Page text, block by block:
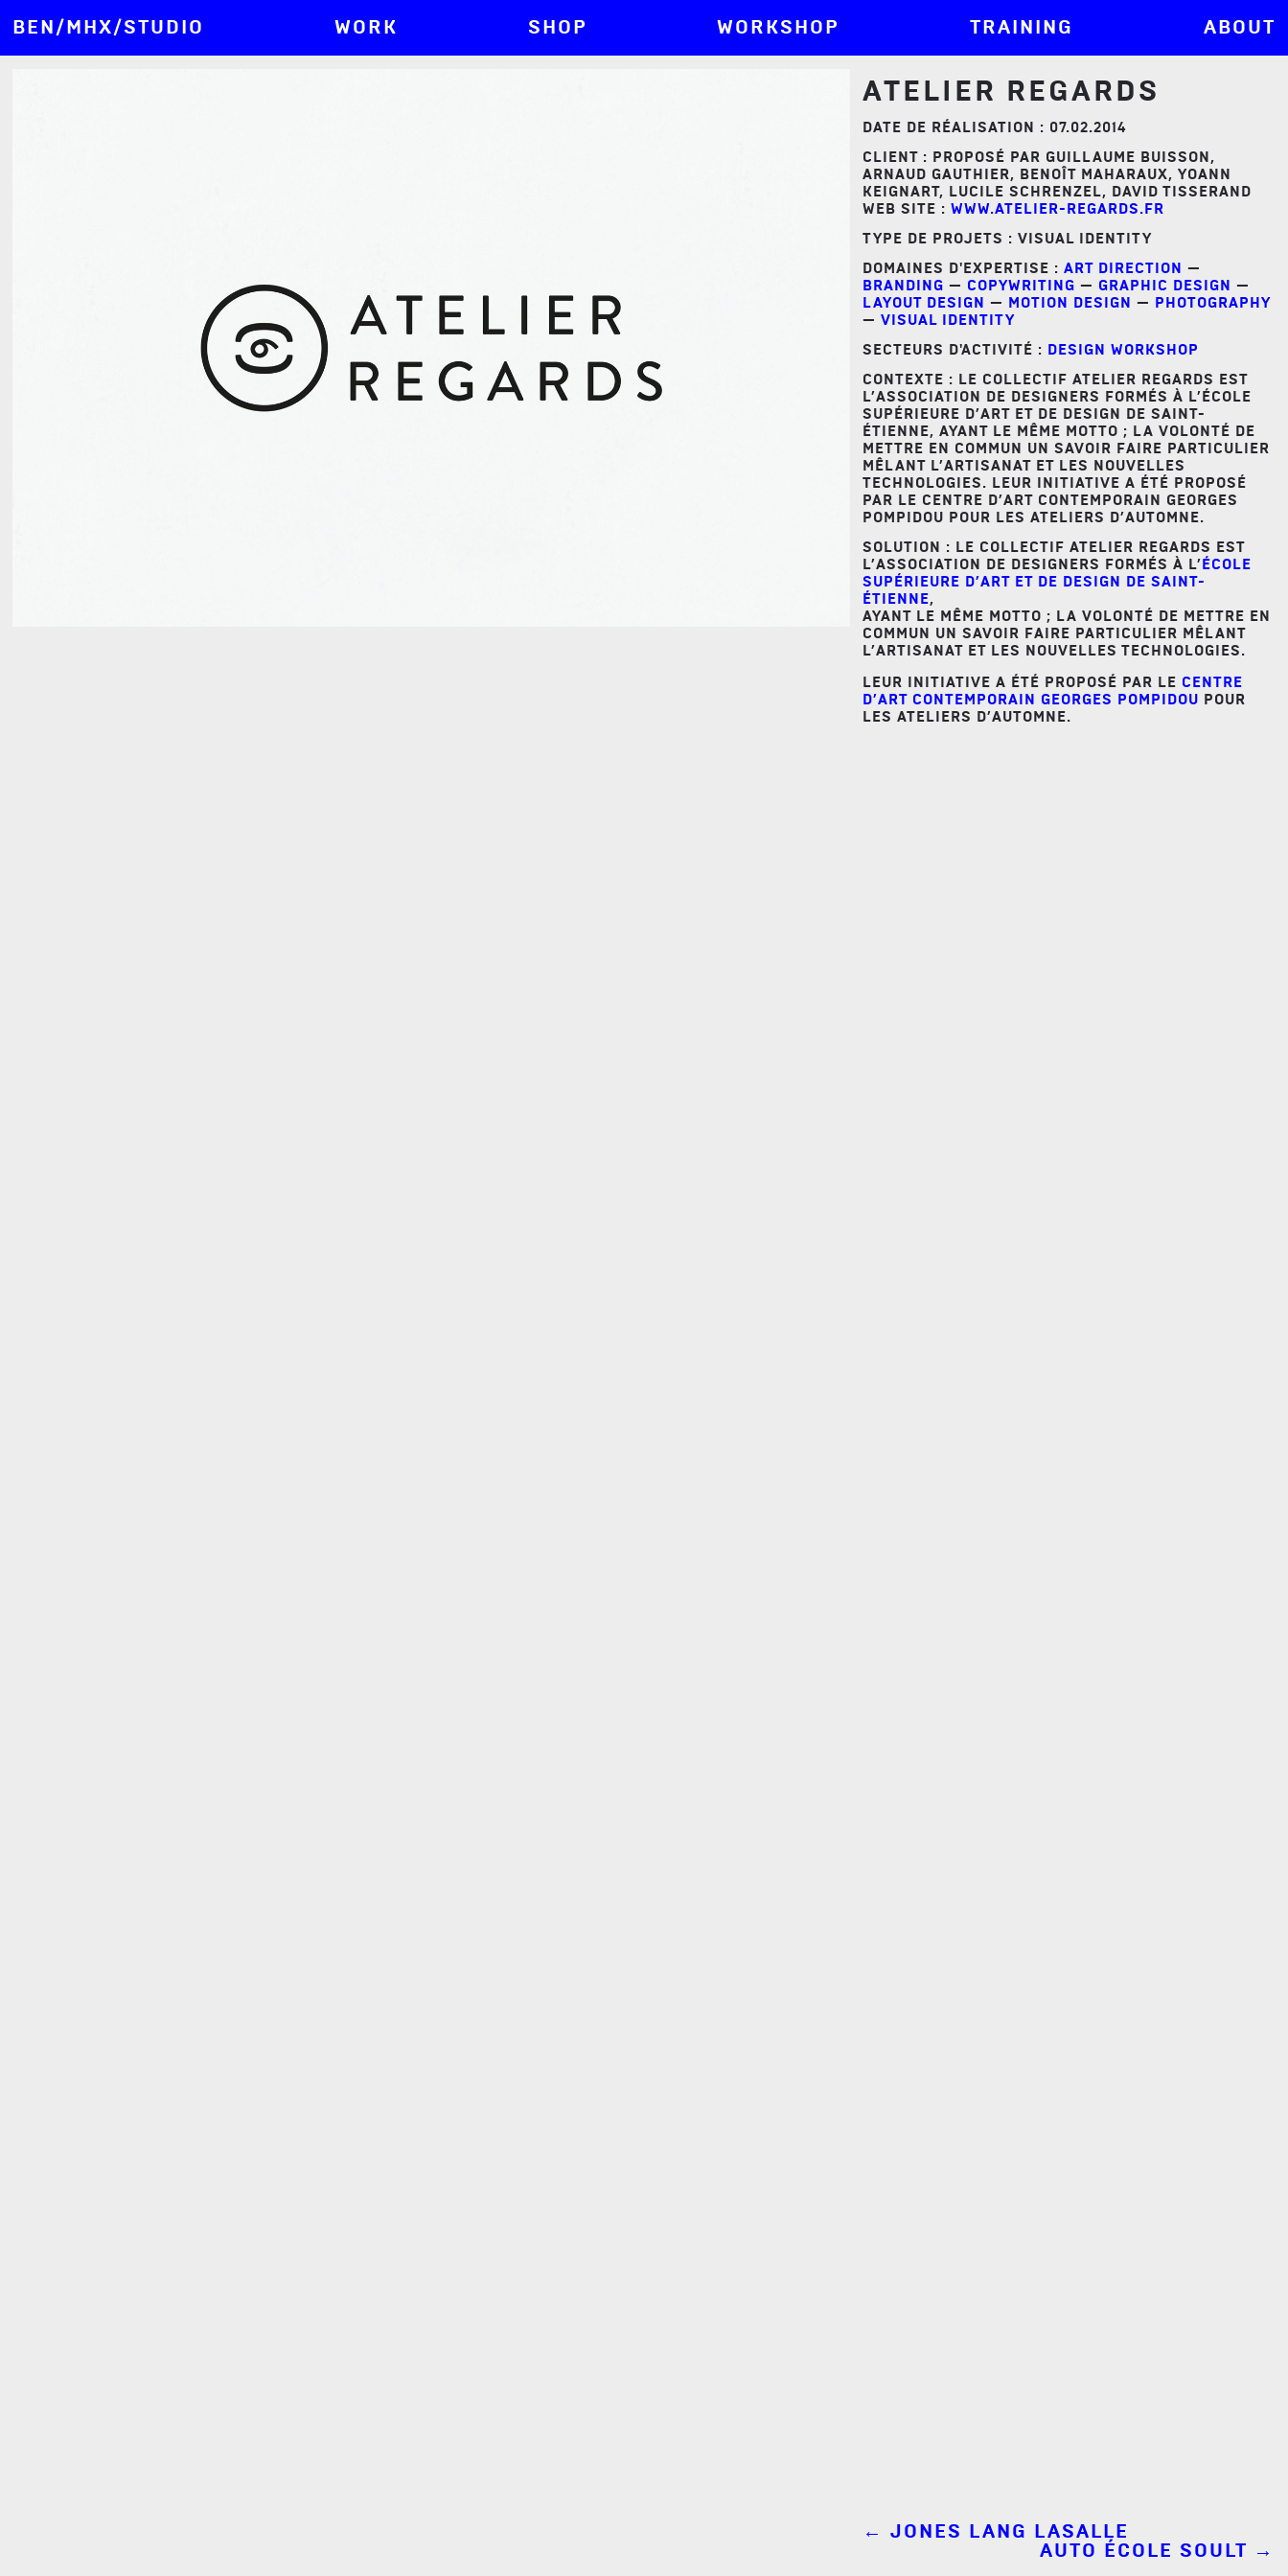
BEN/MHX/STUDIO WORK SHOP WORKSHOP TRAINING ABOUT
ATELIER REGARDS
DATE DE RÉALISATION : 07.02.2014
CLIENT : PROPOSÉ PAR GUILLAUME BUISSON,
ARNAUD GAUTHIER, BENOÎT MAHARAUX, YOANN
KEIGNART, LUCILE SCHRENZEL, DAVID TISSERAND
WEB SITE : WWW.ATELIER-REGARDS.FR
TYPE DE PROJETS : VISUAL IDENTITY
DOMAINES D'EXPERTISE : ART DIRECTION —
BRANDING — COPYWRITING — GRAPHIC DESIGN —
LAYOUT DESIGN — MOTION DESIGN — PHOTOGRAPHY
— VISUAL IDENTITY
SECTEURS D'ACTIVITÉ : DESIGN WORKSHOP
CONTEXTE : LE COLLECTIF ATELIER REGARDS EST
L’ASSOCIATION DE DESIGNERS FORMÉS À L’ÉCOLE
SUPÉRIEURE D’ART ET DE DESIGN DE SAINT-
ÉTIENNE, AYANT LE MÊME MOTTO ; LA VOLONTÉ DE
METTRE EN COMMUN UN SAVOIR FAIRE PARTICULIER
MÊLANT L’ARTISANAT ET LES NOUVELLES
TECHNOLOGIES. LEUR INITIATIVE A ÉTÉ PROPOSÉ
PAR LE CENTRE D’ART CONTEMPORAIN GEORGES
POMPIDOU POUR LES ATELIERS D’AUTOMNE.
SOLUTION : LE COLLECTIF ATELIER REGARDS EST
L’ASSOCIATION DE DESIGNERS FORMÉS À L’ÉCOLE
SUPÉRIEURE D’ART ET DE DESIGN DE SAINT-
ÉTIENNE,
AYANT LE MÊME MOTTO ; LA VOLONTÉ DE METTRE EN
COMMUN UN SAVOIR FAIRE PARTICULIER MÊLANT
L’ARTISANAT ET LES NOUVELLES TECHNOLOGIES.
LEUR INITIATIVE A ÉTÉ PROPOSÉ PAR LE CENTRE
D’ART CONTEMPORAIN GEORGES POMPIDOU POUR
LES ATELIERS D’AUTOMNE.
←JONES LANG LASALLE
AUTO ÉCOLE SOULT →